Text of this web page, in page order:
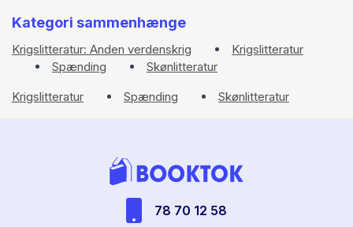
Kategori sammenhænge
Krigslitteratur: Anden verdenskrig
Krigslitteratur
Spænding
Skønlitteratur
Krigslitteratur
Spænding Skønlitteratur
78 70 12 58